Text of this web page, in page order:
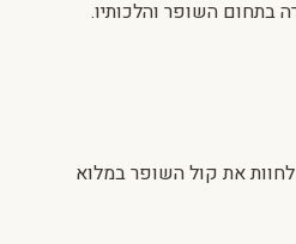
בתחום השופר והלכותיו.
לחוות את קול השופר במלוא